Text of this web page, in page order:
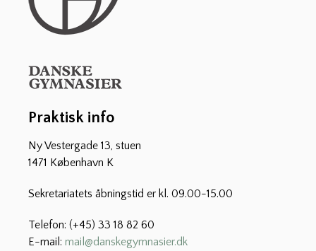
Praktisk info
Ny Vestergade 13, stuen
1471 København K
Sekretariatets åbningstid er kl. 09.00-15.00
Telefon: (+45) 33 18 82 60
E-mail: mail@danskegymnasier.dk